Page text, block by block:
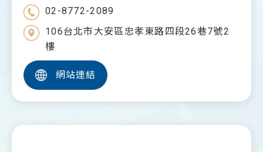
02-8772-2089
106台北市大安區忠孝東路四段26巷7號2
樓
網站連結